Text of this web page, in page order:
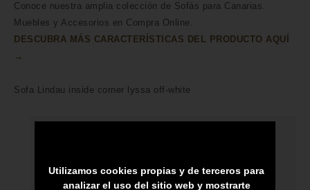
Conoce nuestra amplia colección de Sofás para Canarias.
Muebles y Accesorios en Compra Online.
DESCUBRA MÁS CARACTERÍSTICAS DEL PRODUCTO AQUÍ
→
Sofa Lindau inside corner lyssa off-white
ENVÍO A TODA CANARIAS
Utilizamos cookies propias y de terceros para
analizar el uso del sitio web y mostrarte